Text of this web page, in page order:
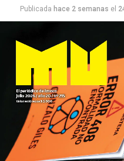
Publicada hace 2 semanas el